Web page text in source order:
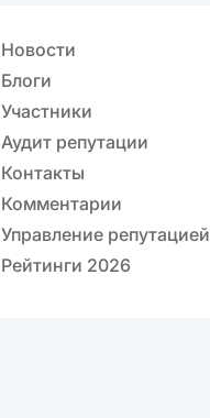
Новости
Блоги
Участники
Аудит репутации
Контакты
Комментарии
Управление репутацией
Рейтинги 2026